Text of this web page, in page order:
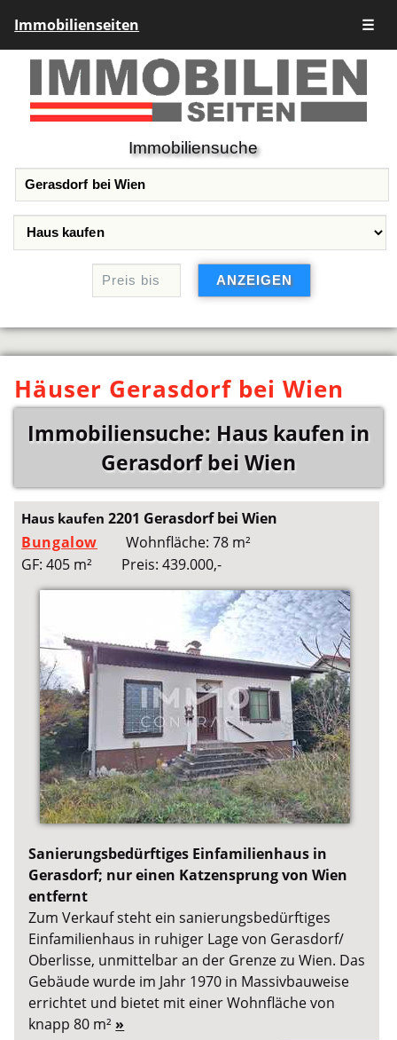
Immobilienseiten ☰
Immobiliensuche
Häuser Gerasdorf bei Wien
Immobiliensuche: Haus kaufen in
Gerasdorf bei Wien
Haus kaufen2201 Gerasdorf bei Wien
Bungalow
Wohnfläche: 78 m²
GF: 405 m²
Preis: 439.000,-
Sanierungsbedürftiges Einfamilienhaus in
Gerasdorf; nur einen Katzensprung von Wien
entfernt
Zum Verkauf steht ein sanierungsbedürftiges
Einfamilienhaus in ruhiger Lage von Gerasdorf/
Oberlisse, unmittelbar an der Grenze zu Wien. Das
Gebäude wurde im Jahr 1970 in Massivbauweise
errichtet und bietet mit einer Wohnfläche von
knapp 80 m² »